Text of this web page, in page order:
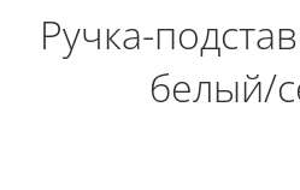
Ручка-
белый/